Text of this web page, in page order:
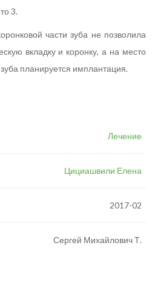
3.
части зуба не позволила
вкладку и коронку, а на место
планируется имплантация.
Лечение
Цициашвили Елена
2017-02
Сергей Михайлович Т.